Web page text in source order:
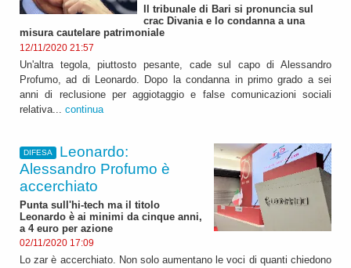
Il tribunale di Bari si pronuncia sul
crac Divania e lo condanna a una
misura cautelare patrimoniale
12/11/2020 21:57
Un'altra tegola, piuttosto pesante, cade sul capo di Alessandro
Profumo, ad di Leonardo. Dopo la condanna in primo grado a sei
anni di reclusione per aggiotaggio e false comunicazioni sociali
relativa... continua
DIFESA
Leonardo:
Alessandro Profumo è
accerchiato
Punta sull'hi-tech ma il titolo
Leonardo è ai minimi da cinque anni,
a 4 euro per azione
02/11/2020 17:09
Lo zar è accerchiato. Non solo aumentano le voci di quanti chiedono